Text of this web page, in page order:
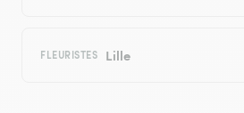
FLEURISTES Lille